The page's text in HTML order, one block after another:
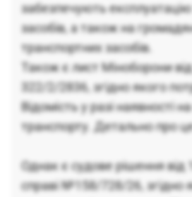
забезпечують
засобів, а також на
транспортних засобів.
Також є лист Міноборони
322/2/2836, згідно якого
Відомість у разі наявності
транспорту. Детально про
Однак є судове рішення від
справі №158/728/26, згідно